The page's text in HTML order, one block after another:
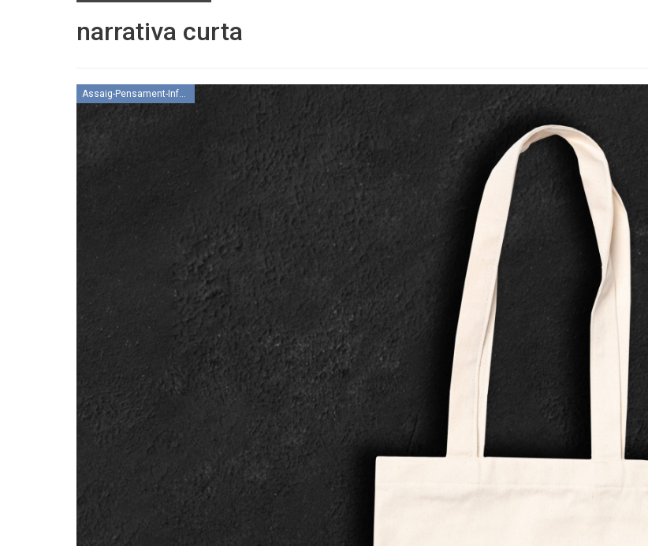
narrativa curta
Assaig-Pensament-Informació